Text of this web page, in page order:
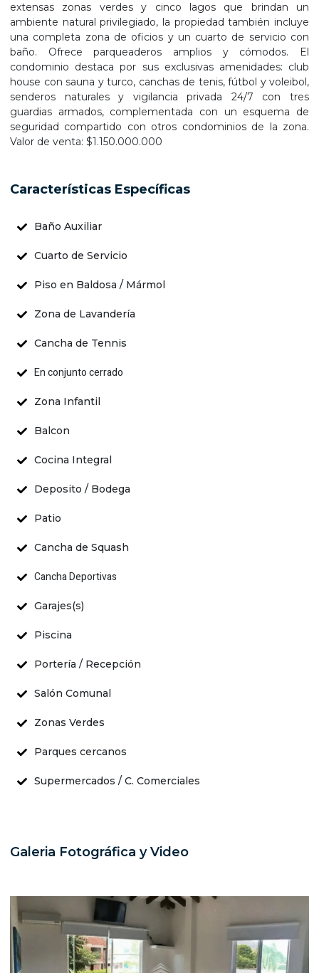
extensas zonas verdes y cinco lagos que brindan un
ambiente natural privilegiado, la propiedad también incluye
una completa zona de oficios y un cuarto de servicio con
baño. Ofrece parqueaderos amplios y cómodos. El
condominio destaca por sus exclusivas amenidades: club
house con sauna y turco, canchas de tenis, fútbol y voleibol,
senderos naturales y vigilancia privada 24/7 con tres
guardias armados, complementada con un esquema de
seguridad compartido con otros condominios de la zona.
Valor de venta: $1.150.000.000
Características Específicas
Baño Auxiliar
Cuarto de Servicio
Piso en Baldosa / Mármol
Zona de Lavandería
Cancha de Tennis
En conjunto cerrado
Zona Infantil
Balcon
Cocina Integral
Deposito / Bodega
Patio
Cancha de Squash
Cancha Deportivas
Garajes(s)
Piscina
Portería / Recepción
Salón Comunal
Zonas Verdes
Parques cercanos
Supermercados / C. Comerciales
Galeria Fotográfica y Video